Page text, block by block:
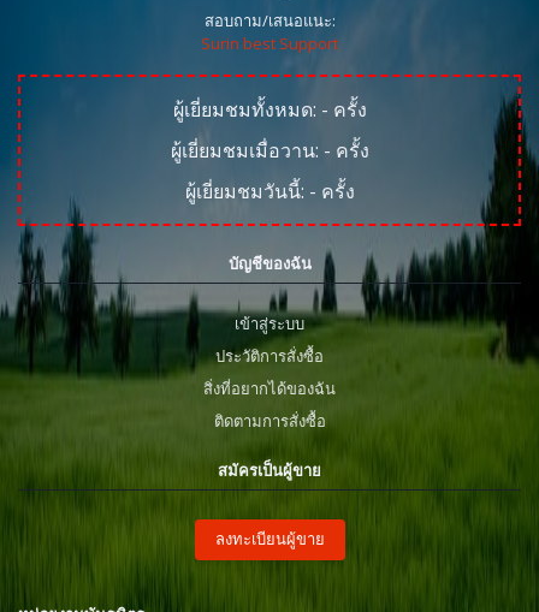
สอบถาม/เสนอแนะ:
Surin best Support
ผู้เยี่ยมชมทั้งหมด: - ครั้ง
ผู้เยี่ยมชมเมื่อวาน: - ครั้ง
ผู้เยี่ยมชมวันนี้: - ครั้ง
บัญชีของฉัน
เข้าสู่ระบบ
ประวัติการสั่งซื้อ
สิ่งที่อยากได้ของฉัน
ติดตามการสั่งซื้อ
สมัครเป็นผู้ขาย
ลงทะเบียนผู้ขาย